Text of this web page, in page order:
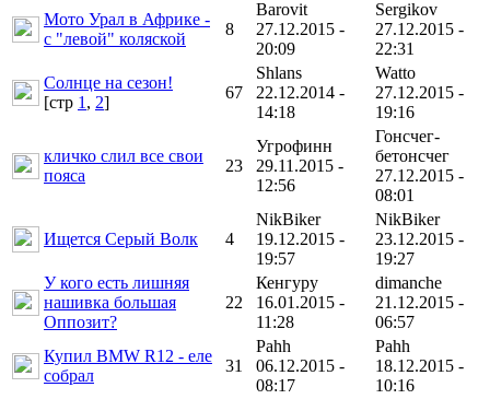
Мото Урал в Африке -
с "левой" коляской
8
Barovit
27.12.2015 -
20:09
Sergikov
27.12.2015 -
22:31
Солнце на сезон!
[cтр 1, 2]
67
Shlans
22.12.2014 -
14:18
Watto
27.12.2015 -
19:16
кличко слил все свои
пояса
23
Угрофинн
29.11.2015 -
12:56
Гонсчег-
бетонсчег
27.12.2015 -
08:01
Ищется Серый Волк 4
NikBiker
19.12.2015 -
19:57
NikBiker
23.12.2015 -
19:27
У кого есть лишняя
нашивка большая
Оппозит?
22
Кенгуру
16.01.2015 -
11:28
dimanche
21.12.2015 -
06:57
Купил BMW R12 - еле
собрал
31
Pahh
06.12.2015 -
08:17
Pahh
18.12.2015 -
10:16